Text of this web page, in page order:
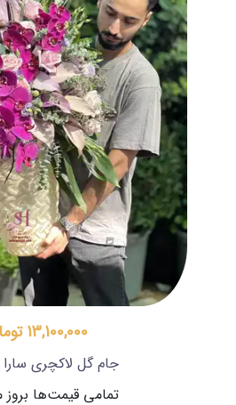
13,100,000 تومان
جام گل لاکچری سارا
تمامی قیمت‌ها